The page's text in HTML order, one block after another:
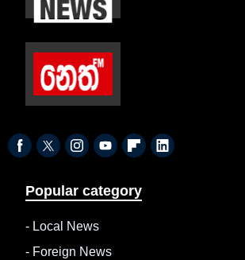
Popular category
- Local News
- Foreign News